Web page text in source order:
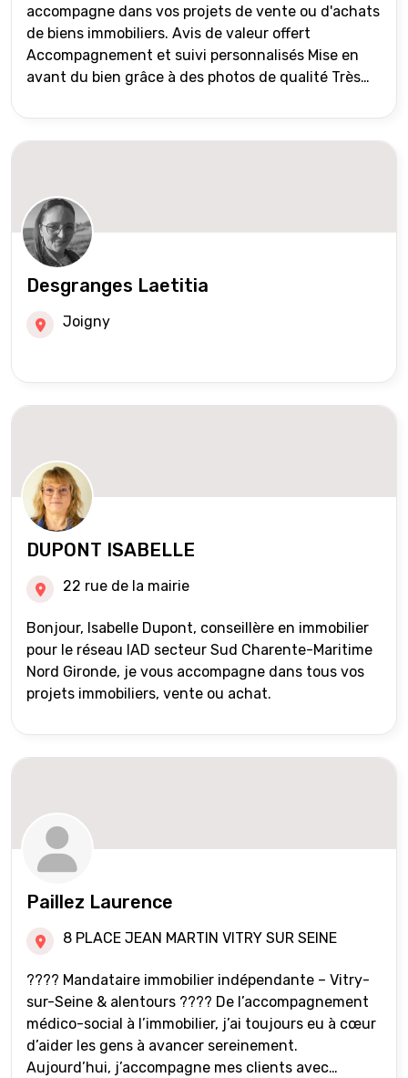
accompagne dans vos projets de vente ou d'achats
de biens immobiliers. Avis de valeur offert
Accompagnement et suivi personnalisés Mise en
avant du bien grâce à des photos de qualité Très
international) Validation du financement des
acquéreurs auprès de partenaires financiers
réseau Iad France et Iad Deutschland Inter agence
Desgranges Laetitia
Joigny
DUPONT ISABELLE
22 rue de la mairie
Bonjour, Isabelle Dupont, conseillère en immobilier
pour le réseau IAD secteur Sud Charente-Maritime
Nord Gironde, je vous accompagne dans tous vos
projets immobiliers, vente ou achat.
Paillez Laurence
8 PLACE JEAN MARTIN VITRY SUR SEINE
???? Mandataire immobilier indépendante – Vitry-
sur-Seine & alentours ???? De l’accompagnement
médico-social à l’immobilier, j’ai toujours eu à cœur
d’aider les gens à avancer sereinement.
Aujourd’hui, j’accompagne mes clients avec